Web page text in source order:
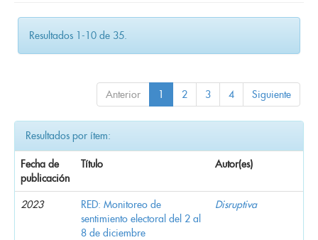
Resultados 1-10 de 35.
Anterior 1 2 3 4 Siguiente
Resultados por ítem:
Fecha de
publicación
Título Autor(es)
2023
RED: Monitoreo de
sentimiento electoral del 2 al
8 de diciembre
Disruptiva